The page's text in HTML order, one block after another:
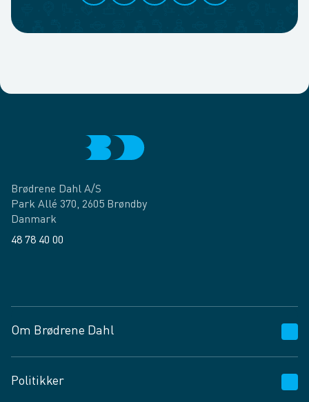
Brødrene Dahl A/S
Park Allé 370, 2605 Brøndby
Danmark
48 78 40 00
Om Brødrene Dahl
Vagttelefon 30 10 89 89
Politikker